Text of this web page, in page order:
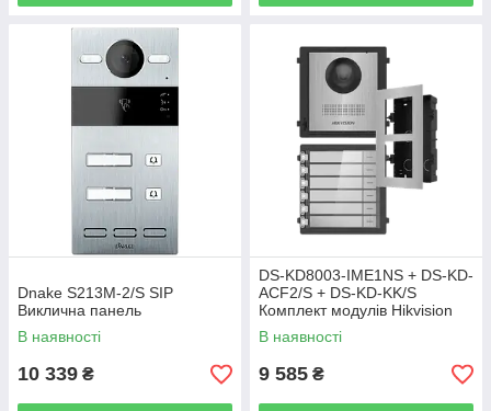
Dnake S213M-2/S SIP
Виклична панель
В наявності
10 339 ₴
DS-KD8003-IME1NS + DS-KD-
ACF2/S + DS-KD-KK/S
Комплект модулів Hikvision
В наявності
9 585 ₴